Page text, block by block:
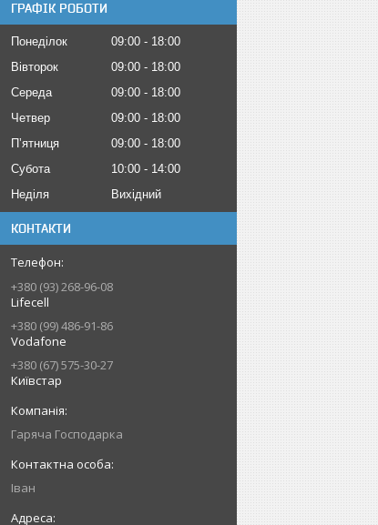
ГРАФІК РОБОТИ
Понеділок 09:00
18:00
Вівторок
09:00
18:00
Середа
09:00
18:00
Четвер
09:00
18:00
Пʼятниця
09:00
18:00
Субота
10:00
14:00
Неділя
Вихідний
КОНТАКТИ
+380 (93) 268-96-08
Lifecell
+380 (99) 486-91-86
Vodafone
+380 (67) 575-30-27
Київстар
Гаряча Господарка
Іван